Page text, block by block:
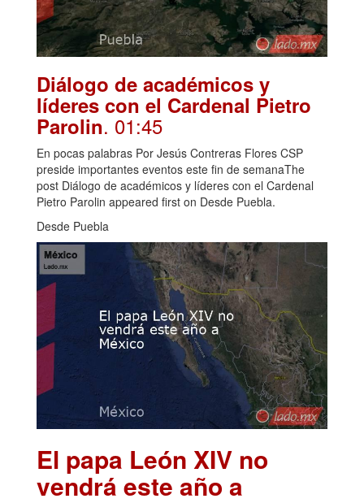
Diálogo de académicos y
líderes con el Cardenal Pietro
Parolin. 01:45
En pocas palabras Por Jesús Contreras Flores CSP
preside importantes eventos este fin de semanaThe
post Diálogo de académicos y líderes con el Cardenal
Pietro Parolin appeared first on Desde Puebla.
Desde Puebla
El papa León XIV no
vendrá este año a